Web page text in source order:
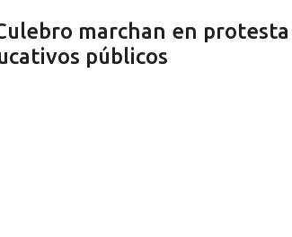
marchan en
públicos